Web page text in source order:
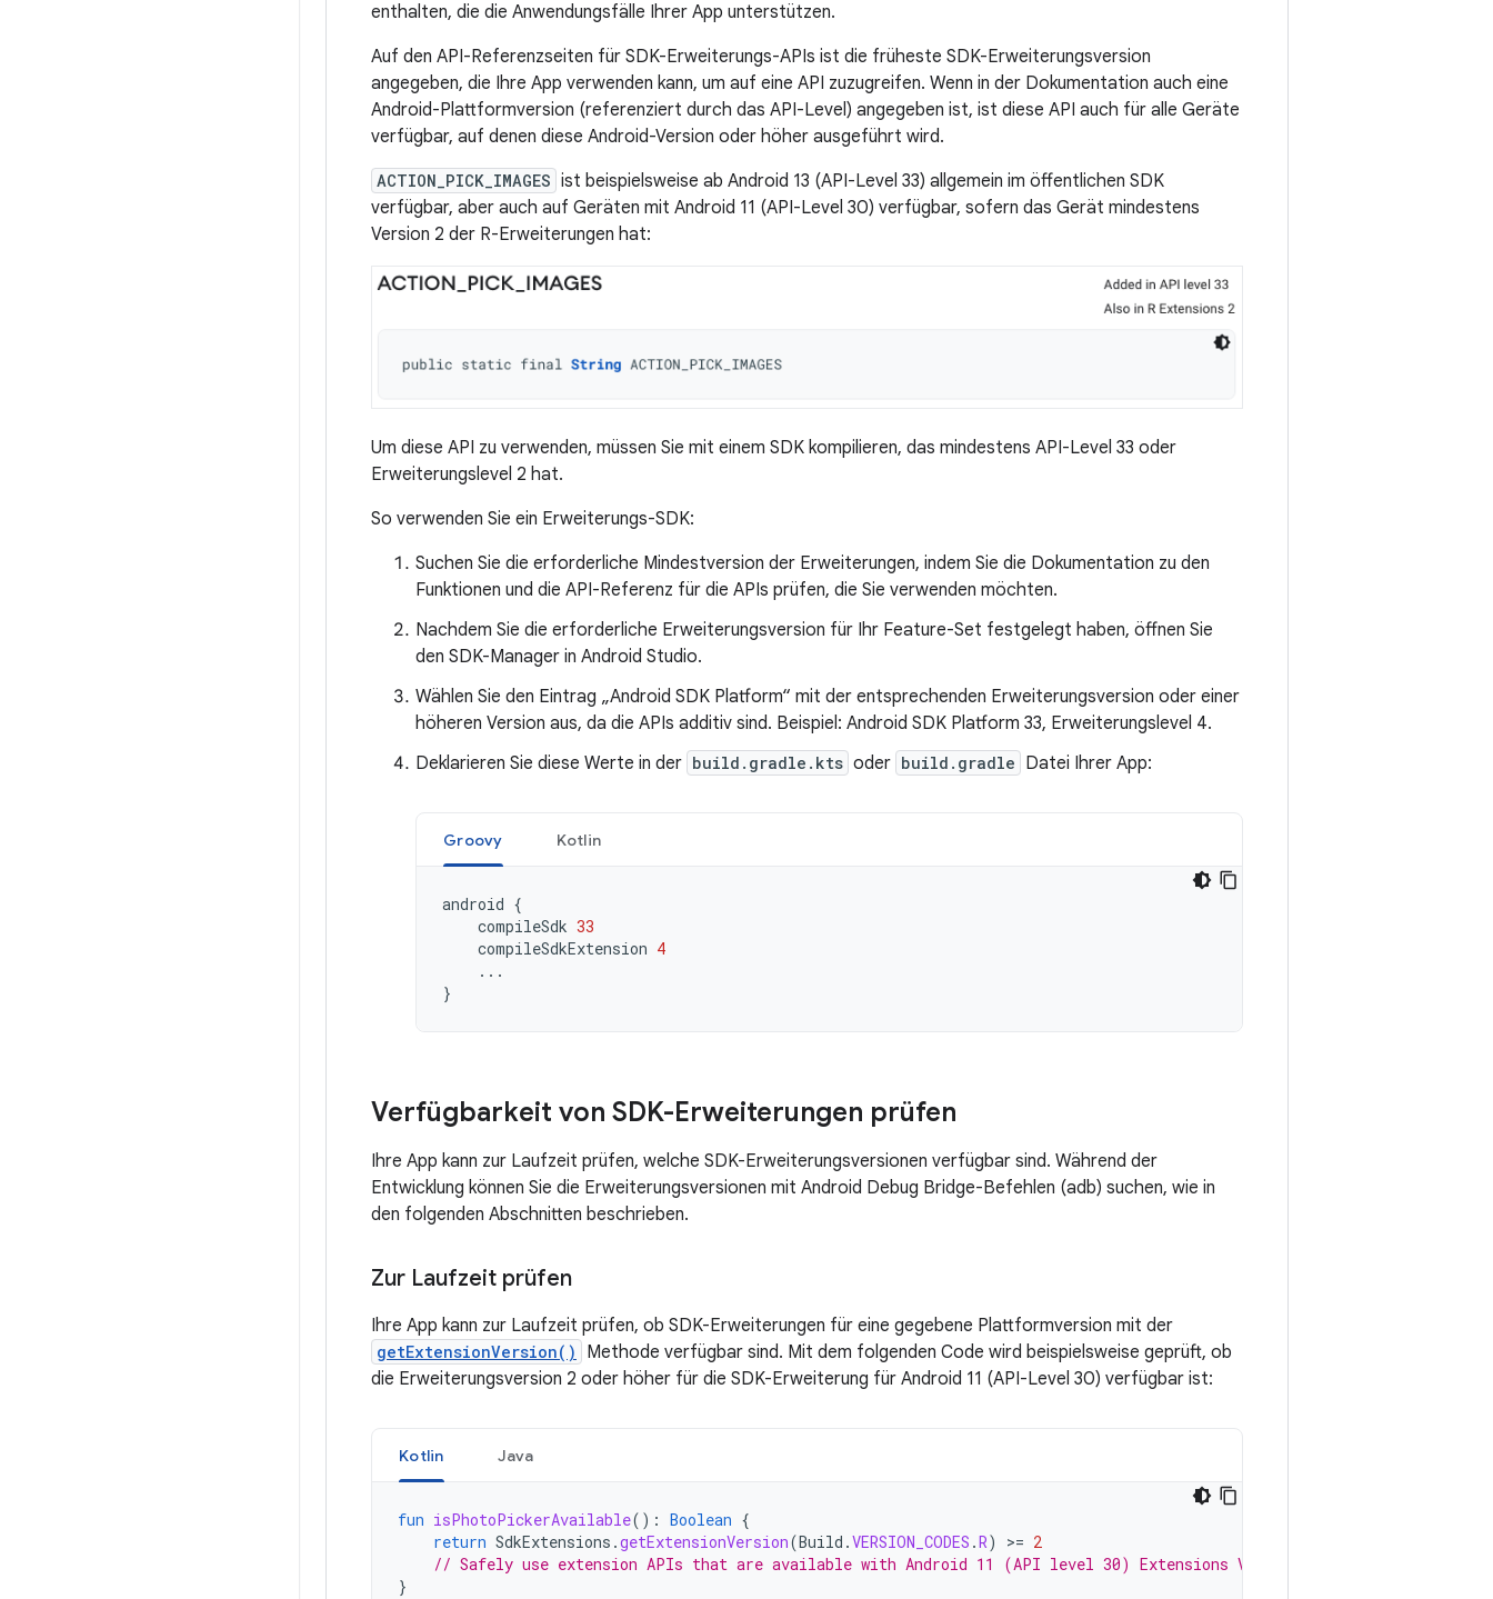
enthalten, die die Anwendungsfälle Ihrer App unterstützen.
Auf den API-Referenzseiten für SDK-Erweiterungs-APIs ist die früheste SDK-Erweiterungsversion
angegeben, die Ihre App verwenden kann, um auf eine API zuzugreifen. Wenn in der Dokumentation auch eine
Android-Plattformversion (referenziert durch das API-Level) angegeben ist, ist diese API auch für alle Geräte
verfügbar, auf denen diese Android-Version oder höher ausgeführt wird.
ACTION_PICK_IMAGES ist beispielsweise ab Android 13 (API-Level 33) allgemein im öffentlichen SDK
verfügbar, aber auch auf Geräten mit Android 11 (API-Level 30) verfügbar, sofern das Gerät mindestens
Version 2 der R-Erweiterungen hat:
Um diese API zu verwenden, müssen Sie mit einem SDK kompilieren, das mindestens API-Level 33 oder
Erweiterungslevel 2 hat.
So verwenden Sie ein Erweiterungs-SDK:
Suchen Sie die erforderliche Mindestversion der Erweiterungen, indem Sie die Dokumentation zu den
Funktionen und die API-Referenz für die APIs prüfen, die Sie verwenden möchten.
Nachdem Sie die erforderliche Erweiterungsversion für Ihr Feature-Set festgelegt haben, öffnen Sie
den SDK-Manager in Android Studio.
Wählen Sie den Eintrag „Android SDK Platform“ mit der entsprechenden Erweiterungsversion oder einer
höheren Version aus, da die APIs additiv sind. Beispiel: Android SDK Platform 33, Erweiterungslevel 4.
Deklarieren Sie diese Werte in der build.gradle.kts oder build.gradle Datei Ihrer App:
Groovy Kotlin
android {
compileSdk 33
compileSdkExtension 4
...
}
Verfügbarkeit von SDK-Erweiterungen prüfen
Ihre App kann zur Laufzeit prüfen, welche SDK-Erweiterungsversionen verfügbar sind. Während der
Entwicklung können Sie die Erweiterungsversionen mit Android Debug Bridge-Befehlen (adb) suchen, wie in
den folgenden Abschnitten beschrieben.
Zur Laufzeit prüfen
Ihre App kann zur Laufzeit prüfen, ob SDK-Erweiterungen für eine gegebene Plattformversion mit der
getExtensionVersion()
Methode verfügbar sind. Mit dem folgenden Code wird beispielsweise geprüft, ob
die Erweiterungsversion 2 oder höher für die SDK-Erweiterung für Android 11 (API-Level 30) verfügbar ist:
Kotlin Java
fun isPhotoPickerAvailable(): Boolean {
return SdkExtensions .getExtensionVersion(Build .VERSION_CODES .R) >= 2
// Safely use extension APIs that are available with Android 11 (API level 30) Extensions Version 2, such as Photo
}